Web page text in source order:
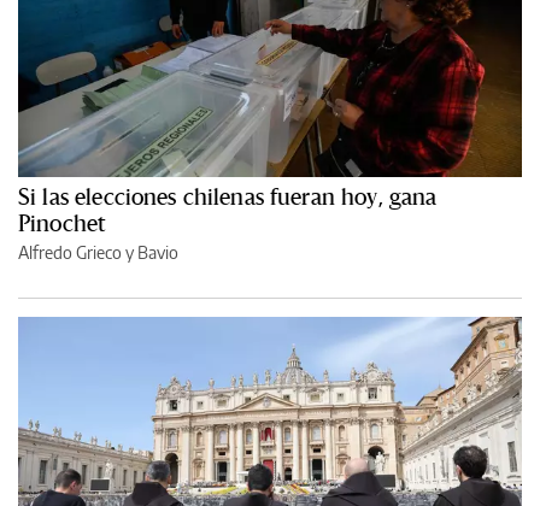
Si las elecciones chilenas fueran hoy, gana
Pinochet
Alfredo Grieco y Bavio